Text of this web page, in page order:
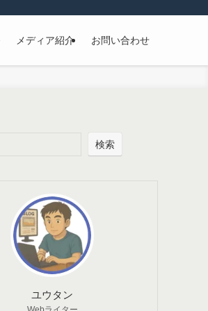
メディア紹介 お問い合わせ
検索
ユウタン